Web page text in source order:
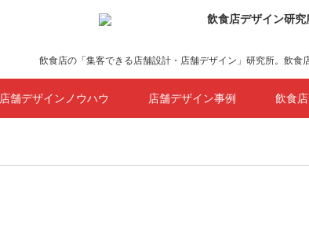
飲食店の「集客できる店舗設計・店舗デザイン」研究所。飲食
店舗デザインノウハウ 店舗デザイン事例 飲食